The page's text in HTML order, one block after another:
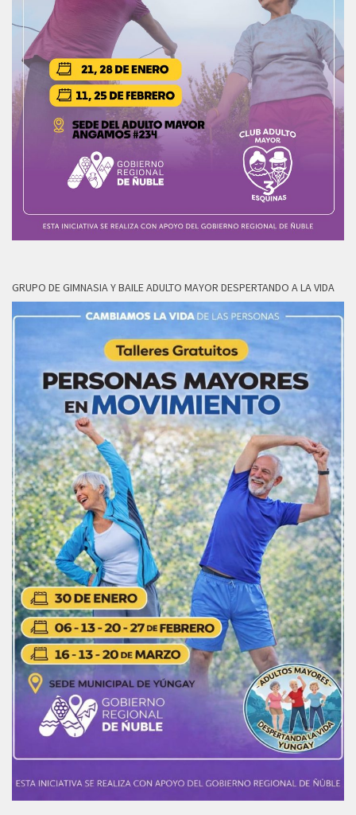
GRUPO DE GIMNASIA Y BAILE ADULTO MAYOR DESPERTANDO A LA VIDA